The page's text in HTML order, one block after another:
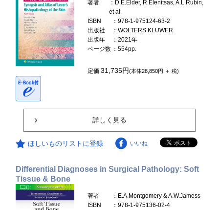
著者
：D.E.Elder, R.Elenitsas, A.L.Rubin,
et al.
ISBN
：978-1-975124-63-2
出版社
：WOLTERS KLUWER
出版年
：2021年
ページ数 ：554pp.
定価31,735円(本体28,850円 ＋ 税)
詳しく見る
ほしいものリストに登録 いいね
Differential Diagnoses in Surgical Pathology: Soft
Tissue & Bone
著者
：E.A.Montgomery & A.W.Jamess
ISBN
：978-1-975136-02-4